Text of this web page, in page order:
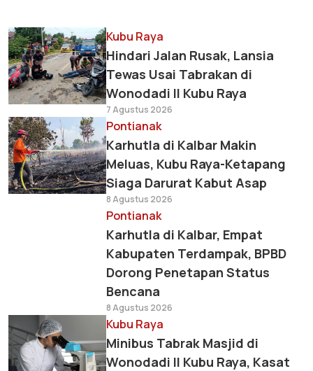
Kubu Raya
Hindari Jalan Rusak, Lansia
Tewas Usai Tabrakan di
Wonodadi II Kubu Raya
7 Agustus 2026
Pontianak
Karhutla di Kalbar Makin
Meluas, Kubu Raya-Ketapang
Siaga Darurat Kabut Asap
8 Agustus 2026
Pontianak
Karhutla di Kalbar, Empat
Kabupaten Terdampak, BPBD
Dorong Penetapan Status
Bencana
8 Agustus 2026
Kubu Raya
Minibus Tabrak Masjid di
Wonodadi II Kubu Raya, Kasat